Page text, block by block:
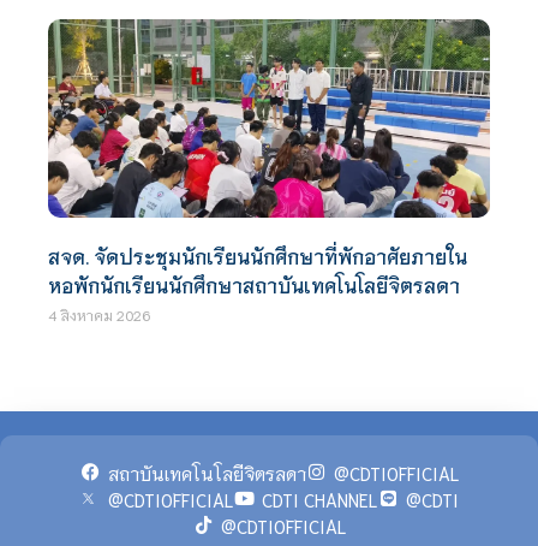
สจด. จัดประชุมนักเรียนนักศึกษาที่พักอาศัยภายใน
หอพักนักเรียนนักศึกษาสถาบันเทคโนโลยีจิตรลดา
4 สิงหาคม 2026
สถาบันเทคโนโลยีจิตรลดา
@CDTIOFFICIAL
@CDTIOFFICIAL
CDTI CHANNEL
@CDTI
@CDTIOFFICIAL